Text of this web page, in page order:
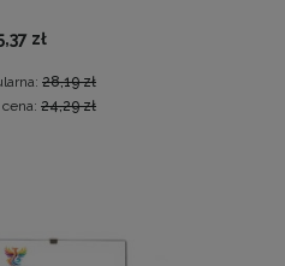
krokodylków do ramki
zł
zł
28,19 zł
24,29 zł